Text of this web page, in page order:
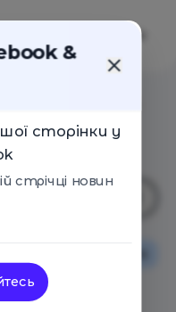
себя в
&
сторінки у
стрічці новин